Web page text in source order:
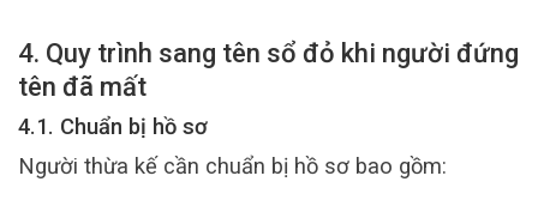
4. Quy trình sang tên sổ đỏ khi người đứng
tên đã mất
4.1. Chuẩn bị hồ sơ
Người thừa kế cần chuẩn bị hồ sơ bao gồm: